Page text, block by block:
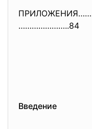
…………………..84
Введение